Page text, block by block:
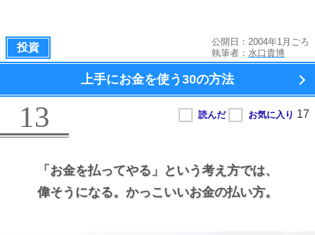
投資
公開日：2004年1月ごろ
執筆者： 水口貴博
上手にお金を使う 30の方法
13
「お金を払ってやる」という考え方では、
偉そうになる。 かっこいいお金の払い方。